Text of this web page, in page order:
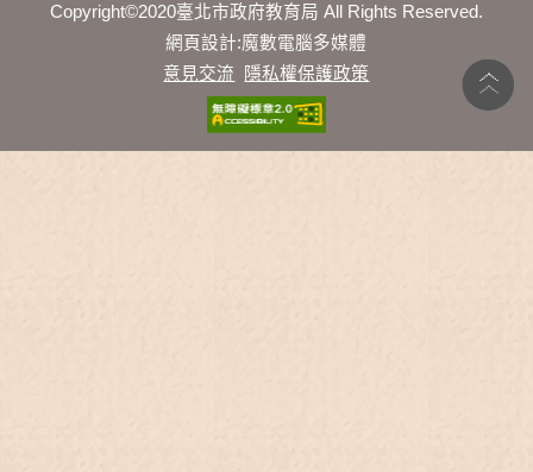
Copyright©2020臺北市政府教育局 All Rights Reserved.
網頁設計:魔數電腦多媒體
意見交流
隱私權保護政策